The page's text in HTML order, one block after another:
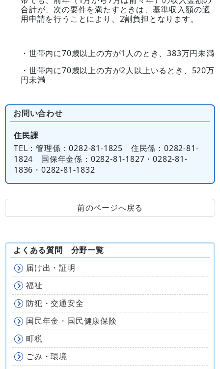
合計が、次の要件を満たすときは、基準収入額の適
用申請を行うことにより、2割負担となります。
・世帯内に70歳以上の方が1人のとき、383万円未満
・世帯内に70歳以上の方が2人以上いるとき、520万
円未満
お問い合わせ
住民課
TEL ：管理係：0282-81-1825 住民係：0282-81-
1824 国保年金係：0282-81-1827・0282-81-
1836・0282-81-1832
前のページへ戻る
よくある質問 分野一覧
届け出・証明
福祉
防犯・交通安全
国民年金・国民健康保険
町税
ごみ・環境